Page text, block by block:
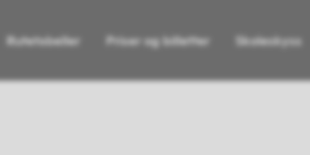
Rutetabeller Priser og billetter Skoleskyss